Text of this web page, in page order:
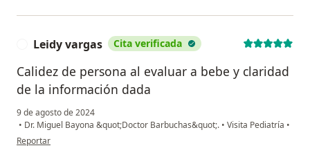
Leidy vargas Cita verificada
Calidez de persona al evaluar a bebe y claridad
de la información dada
9 de agosto de 2024
• Dr. Miguel Bayona &quot;Doctor Barbuchas&quot;. • Visita Pediatría •
en opinión del usuario Leidy vargas
Reportar